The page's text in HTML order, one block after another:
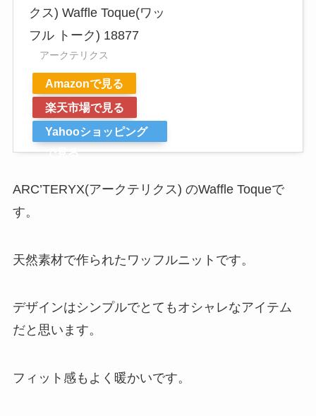
クス) Waffle Toque(ワッ
フル トーク) 18877
アークテリクス
Amazonで見る
楽天市場で見る
Yahooショッピング
で見る
ARC’TERYX(アークテリクス) のWaffle Toqueで
す。
天然素材で作られたワッフルニットです。
デザインはシンプルでとてもオシャレなアイテム
だと思います。
フィット感もよく暖かいです。